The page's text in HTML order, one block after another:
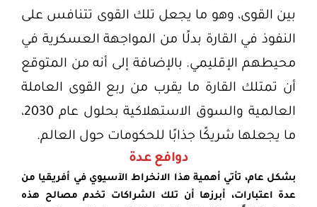
بين القوى، وهو ما يجعل تلك القوى تتنافس على
النفوذ في القارة بدلًا من المواجهة العسكرية في
محيطهم الإقليمي. بالإضافة إلى أنه من المتوقع
أن تمتلك القارة ما يقرب من ربع القوى العاملة
العالمية والسوق الاستهلاكية بحلول عام 2030،
ما يجعلها شريكًا جذابًا للحكومات حول العالم.
دوافع عدة
بشكل عام، تأتي أهمية هذا الانخراط الآسيوي في أفريقيا من
عدة اعتبارات، أبرزها أن تلك الشراكات تخدم مصالح هذه